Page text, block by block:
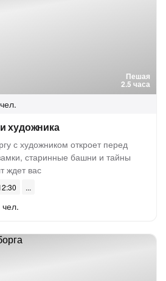
Пешая
2.5 часа
художника
с художником откроет перед
старинные башни и тайны
ждет вас